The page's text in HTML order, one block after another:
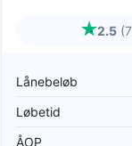
2.5
Lånebeløb
Løbetid
ÅOP